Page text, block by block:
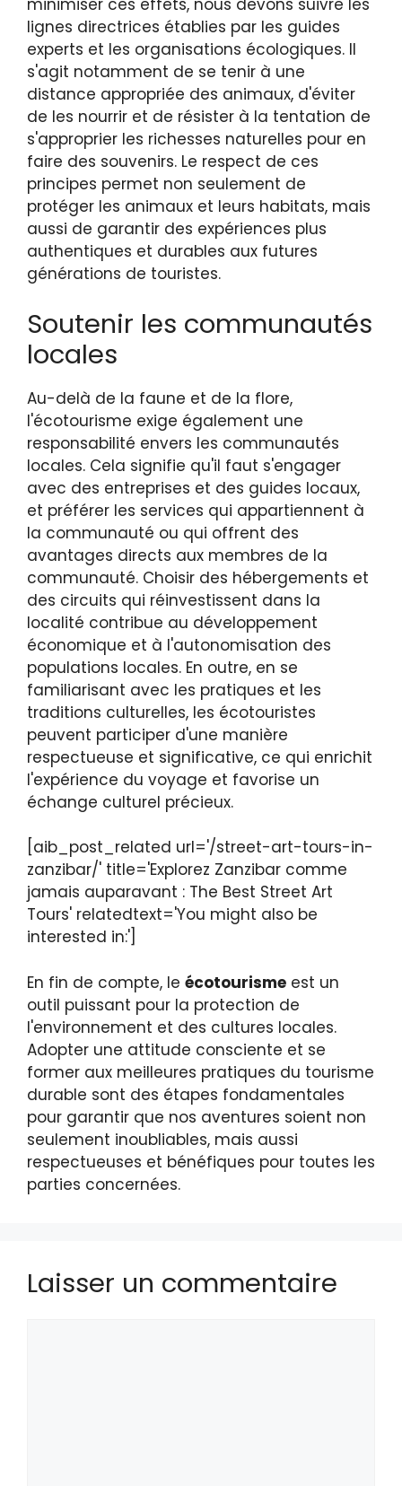
minimiser ces effets, nous devons suivre les
lignes directrices établies par les guides
experts et les organisations écologiques. Il
s'agit notamment de se tenir à une
distance appropriée des animaux, d'éviter
de les nourrir et de résister à la tentation de
s'approprier les richesses naturelles pour en
faire des souvenirs. Le respect de ces
principes permet non seulement de
protéger les animaux et leurs habitats, mais
aussi de garantir des expériences plus
authentiques et durables aux futures
générations de touristes.
Soutenir les communautés
locales
Au-delà de la faune et de la flore,
l'écotourisme exige également une
responsabilité envers les communautés
locales. Cela signifie qu'il faut s'engager
avec des entreprises et des guides locaux,
et préférer les services qui appartiennent à
la communauté ou qui offrent des
avantages directs aux membres de la
communauté. Choisir des hébergements et
des circuits qui réinvestissent dans la
localité contribue au développement
économique et à l'autonomisation des
populations locales. En outre, en se
familiarisant avec les pratiques et les
traditions culturelles, les écotouristes
peuvent participer d'une manière
respectueuse et significative, ce qui enrichit
l'expérience du voyage et favorise un
échange culturel précieux.
[aib_post_related url='/street-art-tours-in-
zanzibar/' title='Explorez Zanzibar comme
jamais auparavant : The Best Street Art
Tours' relatedtext='You might also be
interested in:']
En fin de compte, le écotourisme est un
outil puissant pour la protection de
l'environnement et des cultures locales.
Adopter une attitude consciente et se
former aux meilleures pratiques du tourisme
durable sont des étapes fondamentales
pour garantir que nos aventures soient non
seulement inoubliables, mais aussi
respectueuses et bénéfiques pour toutes les
parties concernées.
Laisser un commentaire